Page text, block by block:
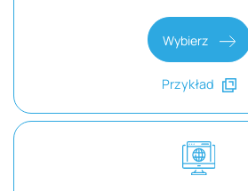
Wybierz
Przykład